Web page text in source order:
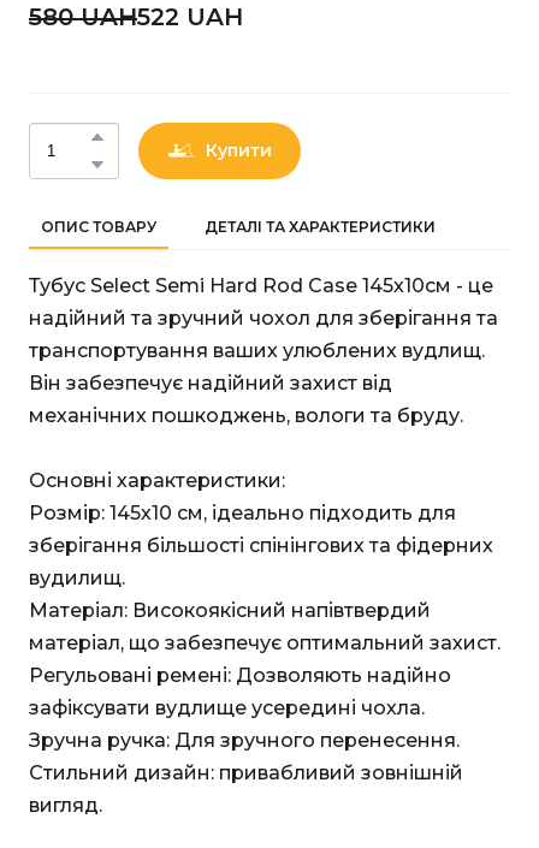
580 UAН522 UAН
Купити
ОПИС ТОВАРУ ДЕТАЛІ ТА ХАРАКТЕРИСТИКИ
Тубус Select Semi Hard Rod Case 145x10см - це
надійний та зручний чохол для зберігання та
транспортування ваших улюблених вудлищ.
Він забезпечує надійний захист від
механічних пошкоджень, вологи та бруду.
Основні характеристики:
Розмір: 145х10 см, ідеально підходить для
зберігання більшості спінінгових та фідерних
вудилищ.
Матеріал: Високоякісний напівтвердий
матеріал, що забезпечує оптимальний захист.
Регульовані ремені: Дозволяють надійно
зафіксувати вудлище усередині чохла.
Зручна ручка: Для зручного перенесення.
Стильний дизайн: привабливий зовнішній
вигляд.